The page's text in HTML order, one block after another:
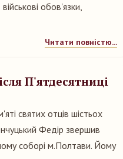
обов'язки,
Читати повністю...
П'ятдесятниці
святих отців шістьох
Федір звершив
соборі м.Полтави. Йому